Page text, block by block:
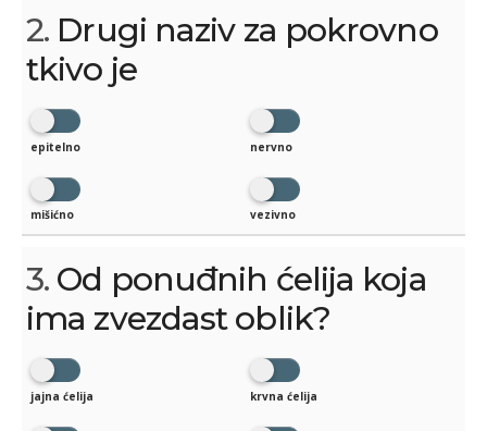
2. Drugi naziv za pokrovno
tkivo je
epitelno nervno
mišićno vezivno
3. Od ponuđnih ćelija koja
ima zvezdast oblik?
jajna ćelija krvna ćelija